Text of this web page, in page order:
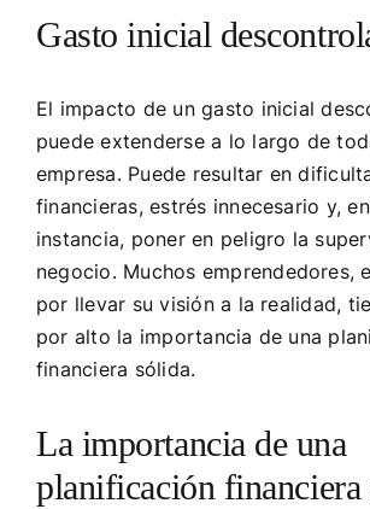
Gasto inicial
El impacto de un gasto inicial
puede extenderse a lo largo de
empresa. Puede resultar en
financieras, estrés innecesario y,
instancia, poner en peligro la
negocio. Muchos emprendedores,
por llevar su visión a la realidad,
por alto la importancia de una
financiera sólida.
La importancia de una
planificación financiera